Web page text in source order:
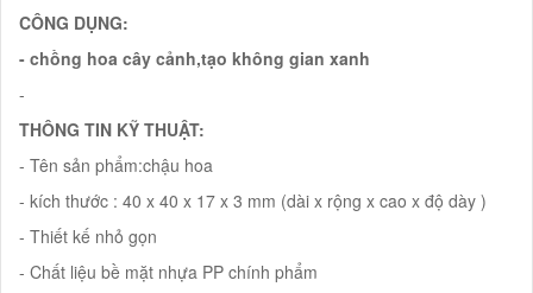
CÔNG DỤNG:
- chồng hoa cây cảnh,tạo không gian xanh
-
THÔNG TIN KỸ THUẬT:
- Tên sản phẩm:chậu hoa
- kích thước : 40 x 40 x 17 x 3 mm (dài x rộng x cao x độ dày )
- Thiết kế nhỏ gọn
- Chất liệu bề mặt nhựa PP chính phẩm